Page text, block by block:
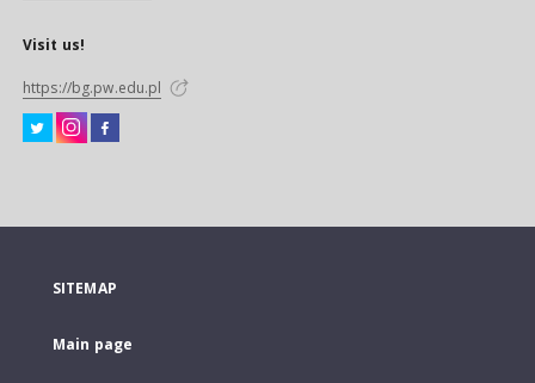
Visit us!
https://bg.pw.edu.pl
SITEMAP
Main page